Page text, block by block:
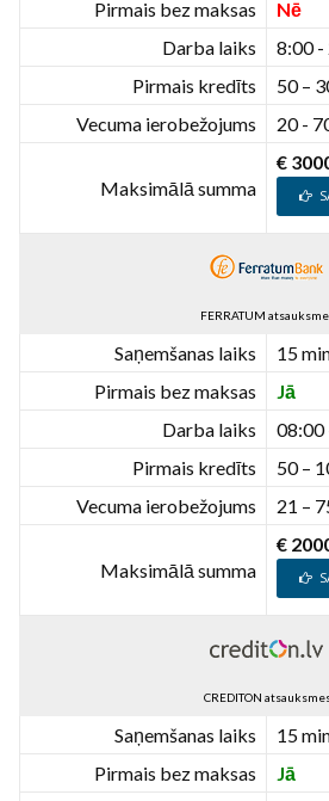
Pirmais bez maksas
Nē
Darba laiks
8:00 -
Pirmais kredīts
50 –
Vecuma ierobežojums
20 -
Maksimālā summa
€
FERRATUM
Saņemšanas laiks
15
Pirmais bez maksas
Jā
Darba laiks
08:00
Pirmais kredīts
50 –
Vecuma ierobežojums
21 –
Maksimālā summa
€
CREDITON
Saņemšanas laiks
15
Pirmais bez maksas
Jā